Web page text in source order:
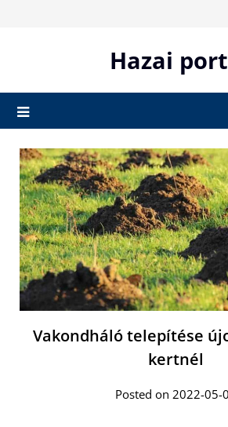
Hazai
Vakondháló telepítése
kertnél
Posted on 2022-05-